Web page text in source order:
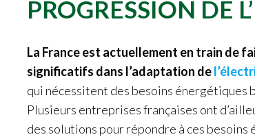
PROGRESSION DE
La France est actuellement en train de
significatifs dans l’adaptation de
qui nécessitent des besoins énergétiques
Plusieurs entreprises françaises ont
des solutions pour répondre à ces besoins